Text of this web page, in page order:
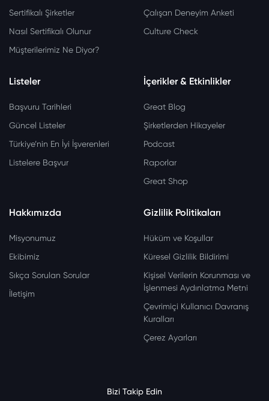
Sertifikalı Şirketler
Nasıl Sertifikalı Olunur
Müşterilerimiz Ne Diyor?
Çalışan Deneyim Anketi
Culture Check
Listeler
Başvuru Tarihleri
Güncel Listeler
Türkiye’nin En İyi İşverenleri
Listelere Başvur
İçerikler & Etkinlikler
Great Blog
Şirketlerden Hikayeler
Podcast
Raporlar
Great Shop
Hakkımızda
Misyonumuz
Ekibimiz
Sıkça Sorulan Sorular
İletişim
Gizlilik Politikaları
Hüküm ve Koşullar
Küresel Gizlilik Bildirimi
Kişisel Verilerin Korunması ve
İşlenmesi Aydınlatma Metni
Çevrimiçi Kullanıcı Davranış
Kuralları
Çerez Ayarları
Bizi Takip Edin